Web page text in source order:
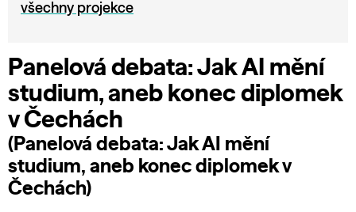
všechny projekce
Panelová debata: Jak AI mění
studium, aneb konec diplomek
v Čechách
(Panelová debata: Jak AI mění
studium, aneb konec diplomek v
Čechách)